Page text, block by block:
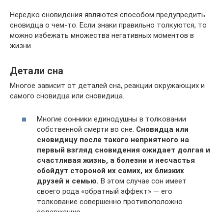
Нередко сновидения являются способом предупредить
сновидца о чем-то. Если знаки правильно толкуются, то
можно избежать множества негативных моментов в
жизни.
Детали сна
Многое зависит от деталей сна, реакции окружающих и
самого сновидца или сновидица.
Многие сонники единодушны в толковании
собственной смерти во сне. Сновидца или
сновидицу после такого неприятного на
первый взгляд сновидения ожидает долгая и
счастливая жизнь, а болезни и несчастья
обойдут стороной их самих, их близких
друзей и семью. В этом случае сон имеет
своего рода «обратный эффект» — его
толкование совершенно противоположно